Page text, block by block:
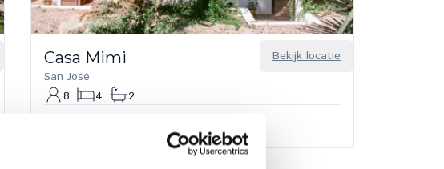
Bekijk locatie
Casa Mimi
San José
8
4 2